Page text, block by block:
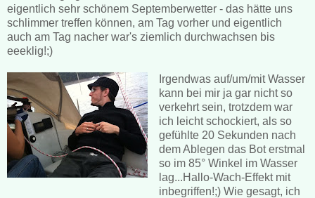
eigentlich sehr schönem Septemberwetter - das hätte uns
schlimmer treffen können, am Tag vorher und eigentlich
auch am Tag nacher war's ziemlich durchwachsen bis
eeeklig!;)
Irgendwas auf/um/mit Wasser
kann bei mir ja gar nicht so
verkehrt sein, trotzdem war
ich leicht schockiert, als so
gefühlte 20 Sekunden nach
dem Ablegen das Bot erstmal
so im 85° Winkel im Wasser
lag...Hallo-Wach-Effekt mit
inbegriffen!;) Wie gesagt, ich